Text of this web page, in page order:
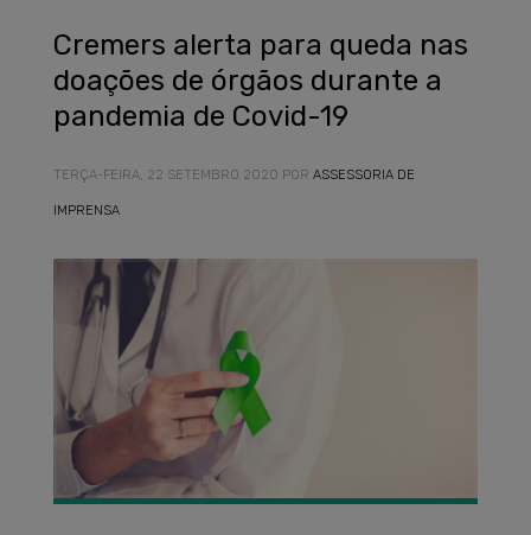
Cremers alerta para queda nas
doações de órgãos durante a
pandemia de Covid-19
TERÇA-FEIRA, 22 SETEMBRO 2020 POR ASSESSORIA DE
IMPRENSA